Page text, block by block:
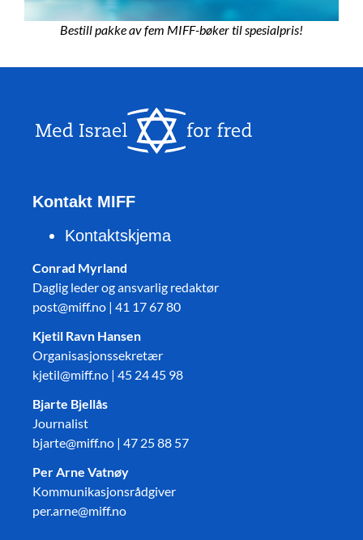
Bestill pakke av fem MIFF-bøker til spesialpris!
Kontakt MIFF
Kontaktskjema
Conrad Myrland
Daglig leder og ansvarlig redaktør
post@miff.no | 41 17 67 80
Kjetil Ravn Hansen
Organisasjonssekretær
kjetil@miff.no | 45 24 45 98
Bjarte Bjellås
Journalist
bjarte@miff.no | 47 25 88 57
Per Arne Vatnøy
Kommunikasjonsrådgiver
per.arne@miff.no